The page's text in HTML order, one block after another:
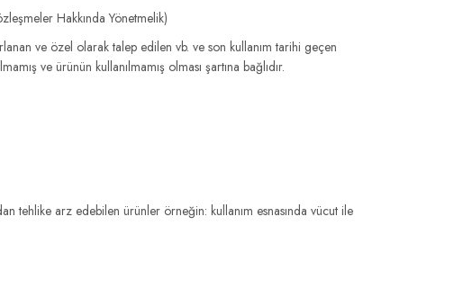
Hakkında Yönetmelik)
ve özel olarak talep edilen vb. ve son kullanım tarihi geçen
ve ürünün kullanılmamış olması şartına bağlıdır.
tehlike arz edebilen ürünler örneğin: kullanım esnasında vücut ile